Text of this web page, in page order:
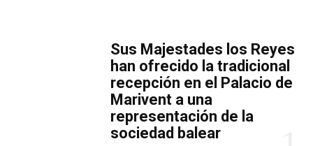
​Sus Majestades los Reyes
han ofrecido la tradicional
recepción en el Palacio de
Marivent​ a una
representación de la
sociedad balear